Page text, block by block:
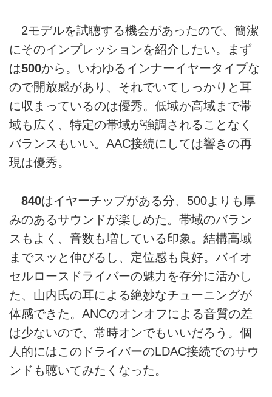
2モデルを試聴する機会があったので、簡潔
にそのインプレッションを紹介したい。まず
は500から。いわゆるインナーイヤータイプな
ので開放感があり、それでいてしっかりと耳
に収まっているのは優秀。低域か高域まで帯
域も広く、特定の帯域が強調されることなく
バランスもいい。AAC接続にしては響きの再
現は優秀。
840はイヤーチップがある分、500よりも厚
みのあるサウンドが楽しめた。帯域のバラン
スもよく、音数も増している印象。結構高域
までスッと伸びるし、定位感も良好。バイオ
セルロースドライバーの魅力を存分に活かし
た、山内氏の耳による絶妙なチューニングが
体感できた。ANCのオンオフによる音質の差
は少ないので、常時オンでもいいだろう。個
人的にはこのドライバーのLDAC接続でのサウ
ンドも聴いてみたくなった。